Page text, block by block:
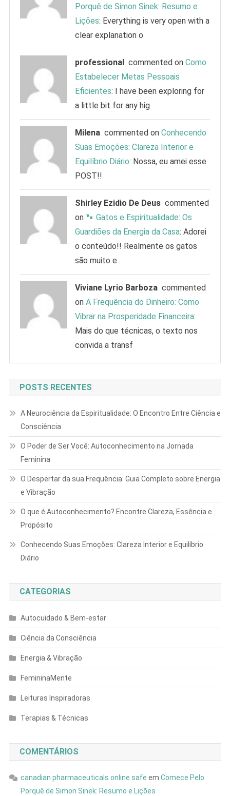
Porquê de Simon Sinek: Resumo e
Lições: Everything is very open with a
clear explanation o
professional commented onComo
Estabelecer Metas Pessoais
Eficientes: I have been exploring for
a little bit for any hig
Milena commented onConhecendo
Suas Emoções: Clareza Interior e
Equilíbrio Diário: Nossa, eu amei esse
POST!!
Shirley Ezidio De Deus commented
on🐾 Gatos e Espiritualidade: Os
Guardiões da Energia da Casa: Adorei
o conteúdo!! Realmente os gatos
são muito e
Viviane Lyrio Barboza commented
onA Frequência do Dinheiro: Como
Vibrar na Prosperidade Financeira:
Mais do que técnicas, o texto nos
convida a transf
POSTS RECENTES
A Neurociência da Espiritualidade: O Encontro Entre Ciência e
Consciência
O Poder de Ser Você: Autoconhecimento na Jornada
Feminina
O Despertar da sua Frequência: Guia Completo sobre Energia
e Vibração
O que é Autoconhecimento? Encontre Clareza, Essência e
Propósito
Conhecendo Suas Emoções: Clareza Interior e Equilíbrio
Diário
CATEGORIAS
Autocuidado & Bem-estar
Ciência da Consciência
Energia & Vibração
FemininaMente
Leituras Inspiradoras
Terapias & Técnicas
COMENTÁRIOS
canadian pharmaceuticals online safe em Comece Pelo
Porquê de Simon Sinek: Resumo e Lições